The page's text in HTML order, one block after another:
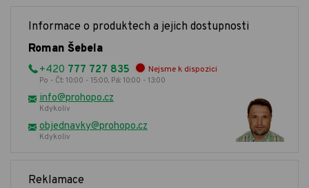
Informace o produktech a jejich dostupnosti
Roman Šebela
+420 777 727 835 Nejsme k dispozici
Po - Čt: 10:00 - 15:00, Pá: 10:00 - 13:00
info@prohopo.cz
Kdykoliv
objednavky@prohopo.cz
Kdykoliv
Reklamace